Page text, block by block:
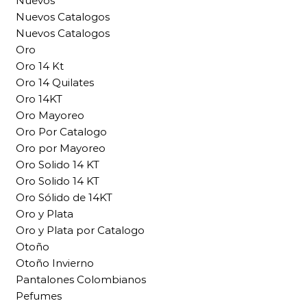
Nuevos Catalogos
Nuevos Catalogos
Oro
Oro 14 Kt
Oro 14 Quilates
Oro 14KT
Oro Mayoreo
Oro Por Catalogo
Oro por Mayoreo
Oro Solido 14 KT
Oro Solido 14 KT
Oro Sólido de 14KT
Oro y Plata
Oro y Plata por Catalogo
Otoño
Otoño Invierno
Pantalones Colombianos
Pefumes